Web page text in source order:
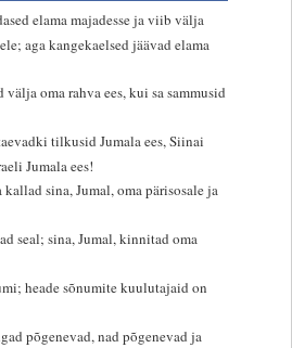
elama majadesse ja viib välja
aga kangekaelsed jäävad elama
oma rahva ees, kui sa sammusid
tilkusid Jumala ees, Siinai
Jumala ees!
sina, Jumal, oma pärisosale ja
seal; sina, Jumal, kinnitad oma
heade sõnumite kuulutajaid on
põgenevad, nad põgenevad ja